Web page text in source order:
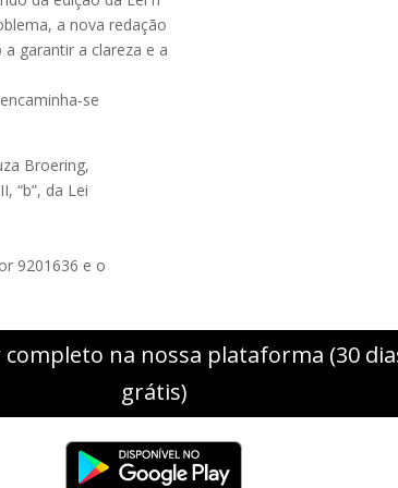
a nova redação
garantir a clareza e a
se
Broering,
“b”, da Lei
9201636 e o
completo na nossa plataforma (30
grátis)